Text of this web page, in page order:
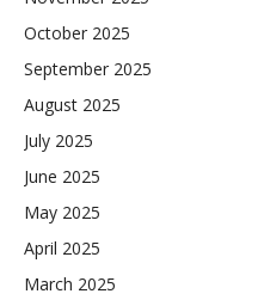
October 2025
September 2025
August 2025
July 2025
June 2025
May 2025
April 2025
March 2025